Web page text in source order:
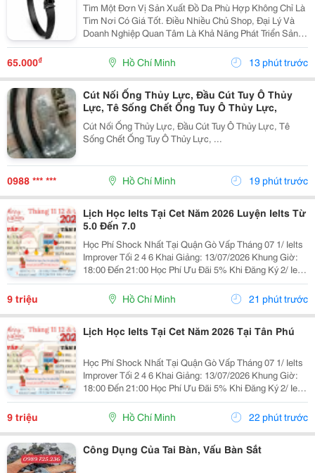
Tìm Một Đơn Vị Sản Xuất Đồ Da Phù Hợp Không Chỉ Là
Tìm Nơi Có Giá Tốt. Điều Nhiều Chủ Shop, Đại Lý Và
Doanh Nghiệp Quan Tâm Là Khả Năng Phát Triển Sản
Phẩm, Duy Trì Nguồn Hàng Ổn Định Và Hỗ Trợ Lâu Dài.
Khi Làm Việc Trực Tiếp Với Đơn Vị Sản Xuất,...
65.000₫ Hồ Chí Minh 13 phút trước
Cút Nối Ống Thủy Lực, Đầu Cút Tuy Ô Thủy
Lực, Tê Sống Chết Ống Tuy Ô Thủy Lực,
Cút Nối Ống Thủy Lực, Đầu Cút Tuy Ô Thủy Lực, Tê
Sống Chết Ống Tuy Ô Thủy Lực, ...
0988 *** *** Hồ Chí Minh 19 phút trước
Lịch Học Ielts Tại Cet Năm 2026 Luyện Ielts Từ
5.0 Đến 7.0
Học Phí Shock Nhất Tại Quận Gò Vấp Tháng 07 1/ Ielts
Improver Tối 2 4 6 Khai Giảng: 13/07/2026 Khung Giờ:
18:00 Đến 21:00 Học Phí Ưu Đãi 5% Khi Đăng Ký 2/ Ielts
Basic Tối 3 5 7 Khai Giảng: 07//07/2026 Khung Giờ:
18:00 Đến 21:00 ...
9 triệu Hồ Chí Minh 21 phút trước
Lịch Học Ielts Tại Cet Năm 2026 Tại Tân Phú
Học Phí Shock Nhất Tại Quận Gò Vấp Tháng 07 1/ Ielts
Improver Tối 2 4 6 Khai Giảng: 13/07/2026 Khung Giờ:
18:00 Đến 21:00 Học Phí Ưu Đãi 5% Khi Đăng Ký 2/ Ielts
Basic Tối 3 5 7 Khai Giảng: 07//07/2026 Khung Giờ:
18:00 Đến 21:00 ...
9 triệu Hồ Chí Minh 22 phút trước
Công Dụng Của Tai Bàn, Vấu Bàn Sắt